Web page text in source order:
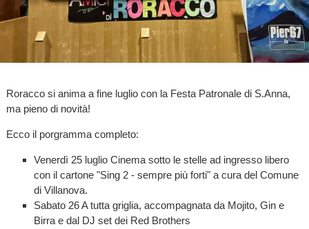
Roracco si anima a fine luglio con la Festa Patronale di S.Anna,
ma pieno di novità!
Ecco il porgramma completo:
Venerdì 25 luglio Cinema sotto le stelle ad ingresso libero
con il cartone "Sing 2 - sempre più forti" a cura del Comune
di Villanova.
Sabato 26 A tutta griglia, accompagnata da Mojito, Gin e
Birra e dal DJ set dei Red Brothers